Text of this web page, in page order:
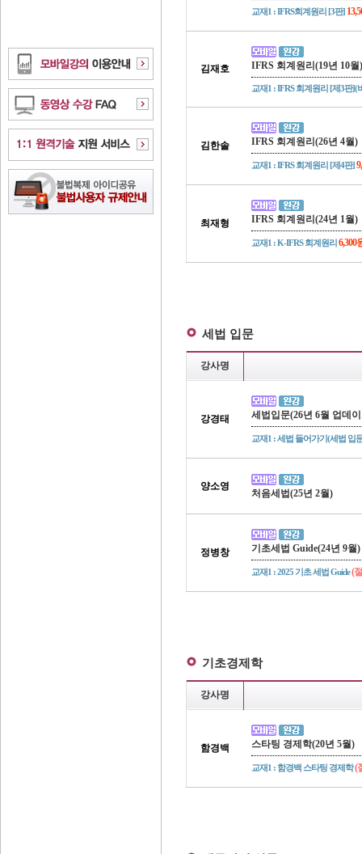
교재1 : IFRS회계원리 [3판]
김재호 IFRS 회계원리(19년 10월)
교재1 : IFRS 회계원리 [제3판](
김한솔 IFRS 회계원리(26년 4월)
교재1 : IFRS 회계원리 [제4판]
최재형 IFRS 회계원리(24년 1월)
교재1 : K-IFRS 회계원리6,300
세법 입문
강사명
강경태 세법입문(26년 6월 업데
교재1 : 세법 들어가기(세법 입
양소영
처음세법(25년 2월)
정병창 기초세법 Guide(24년 9월)
교재1 : 2025 기초 세법 Guide(
기초경제학
강사명
함경백 스타팅 경제학(20년 5월)
교재1 : 함경백 스타팅 경제학(